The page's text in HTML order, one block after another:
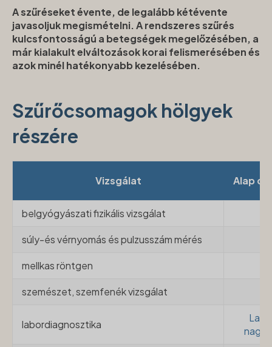
A szűréseket évente, de legalább kétévente
javasoljuk megismételni. A rendszeres szűrés
kulcsfontosságú a betegségek megelőzésében, a
már kialakult elváltozások korai felismerésében és
azok minél hatékonyabb kezelésében.
Szűrőcsomagok hölgyek
részére
Vizsgálat Alap
belgyógyászati fizikális vizsgálat
súly-és vérnyomás és pulzusszám mérés
mellkas röntgen
szemészet, szemfenék vizsgálat
labordiagnosztika